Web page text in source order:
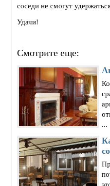
соседи не смогут
Удачи!
Смотрите еще:
...